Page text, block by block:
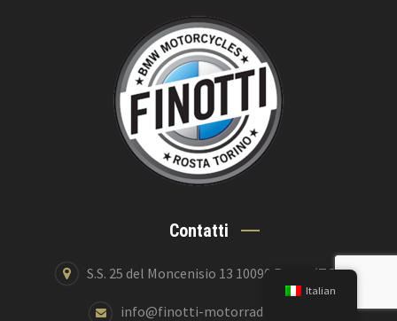
Contatti
S.S. 25 del Moncenisio 13 10090 Rosta (TO)
info@finotti-motorrad.bmw.it
Italian